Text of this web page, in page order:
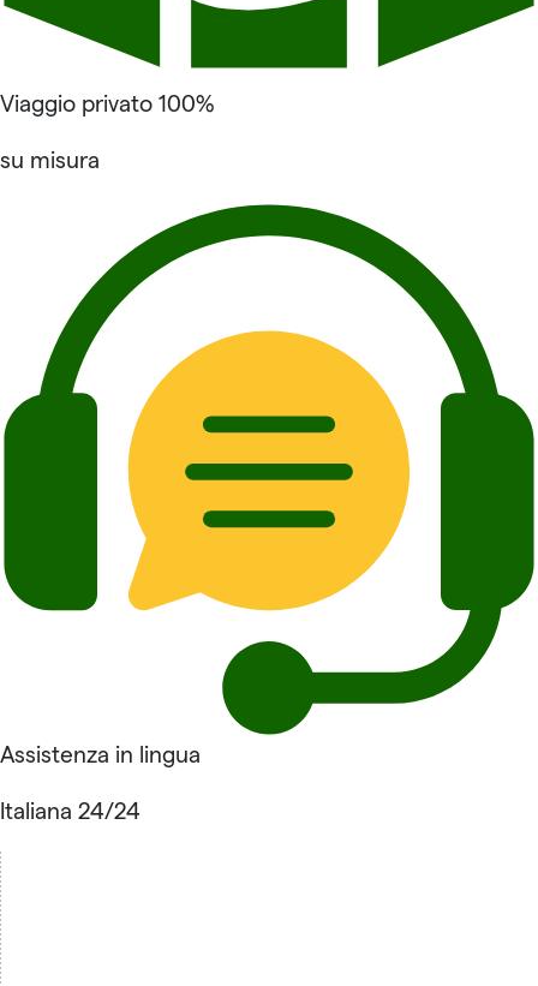
Viaggio privato 100%
su misura
Assistenza in lingua
Italiana 24/24